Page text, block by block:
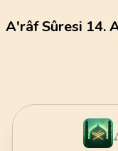
A'râf Sûresi 14.